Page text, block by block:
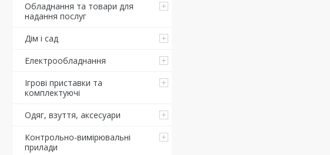
Обладнання та товари для
надання послуг
Дім і сад
Електрообладнання
Ігрові приставки та
комплектуючі
Одяг, взуття, аксесуари
Контрольно-вимірювальні
прилади